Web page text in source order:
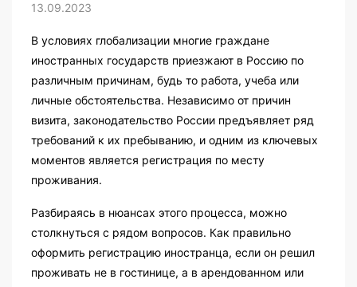
13.09.2023
В условиях глобализации многие граждане
иностранных государств приезжают в Россию по
различным причинам, будь то работа, учеба или
личные обстоятельства. Независимо от причин
визита, законодательство России предъявляет ряд
требований к их пребыванию, и одним из ключевых
моментов является регистрация по месту
проживания.
Разбираясь в нюансах этого процесса, можно
столкнуться с рядом вопросов. Как правильно
оформить регистрацию иностранца, если он решил
проживать не в гостинице, а в арендованном или